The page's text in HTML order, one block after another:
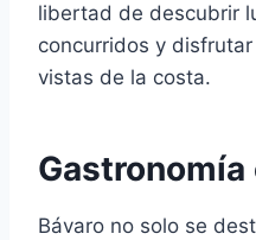
libertad de descubrir
concurridos y
vistas de la costa.
Gastronomía
Bávaro no solo se